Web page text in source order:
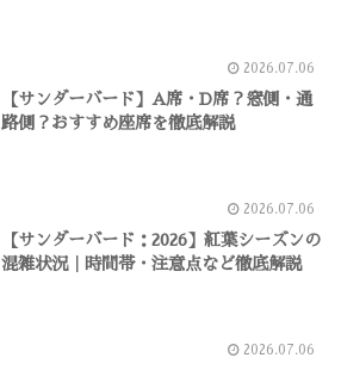
2026.07.06
【サンダーバード】A席・D席？窓側・通
路側？おすすめ座席を徹底解説
2026.07.06
【サンダーバード：2026】紅葉シーズンの
混雑状況｜時間帯・注意点など徹底解説
2026.07.06